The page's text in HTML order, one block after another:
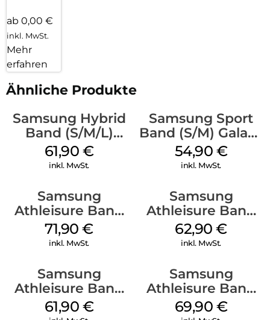
ab 0,00 €
inkl. MwSt.
Mehr
erfahren
Ähnliche Produkte
Samsung Hybrid
Band (S/M/L)
Galaxy
Watch8/Watch8
61,90 €
inkl. MwSt.
Samsung Sport
Band (S/M) Galaxy
Watch8/Watch8
Classic Graphite
54,90 €
inkl. MwSt.
Samsung
Athleisure Band
(S/M) Galaxy
Watch8/Watch8
71,90€
inkl. MwSt.
Samsung
Athleisure Band
(S/M) Galaxy
Watch8/Watch8
62,90€
inkl. MwSt.
Samsung
Athleisure Band
(M/L) Galaxy
61,90 €
Samsung
Athleisure Band
(M/L) Galaxy
69,90 €